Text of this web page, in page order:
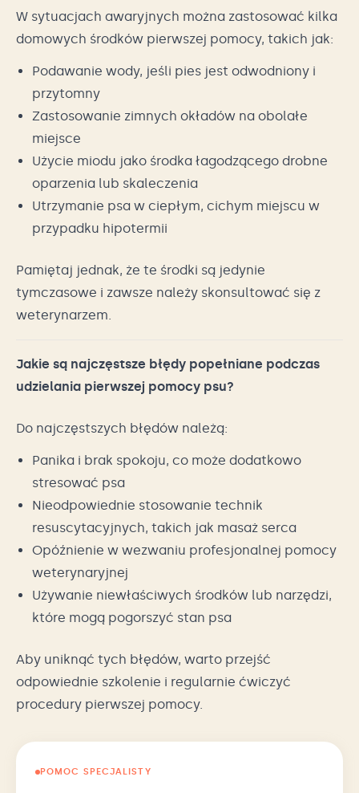
W sytuacjach awaryjnych można zastosować kilka
domowych środków pierwszej pomocy, takich jak:
Podawanie wody, jeśli pies jest odwodniony i
przytomny
Zastosowanie zimnych okładów na obolałe
miejsce
Użycie miodu jako środka łagodzącego drobne
oparzenia lub skaleczenia
Utrzymanie psa w ciepłym, cichym miejscu w
przypadku hipotermii
Pamiętaj jednak, że te środki są jedynie
tymczasowe i zawsze należy skonsultować się z
weterynarzem.
Jakie są najczęstsze błędy popełniane podczas
udzielania pierwszej pomocy psu?
Do najczęstszych błędów należą:
Panika i brak spokoju, co może dodatkowo
stresować psa
Nieodpowiednie stosowanie technik
resuscytacyjnych, takich jak masaż serca
Opóźnienie w wezwaniu profesjonalnej pomocy
weterynaryjnej
Używanie niewłaściwych środków lub narzędzi,
które mogą pogorszyć stan psa
Aby uniknąć tych błędów, warto przejść
odpowiednie szkolenie i regularnie ćwiczyć
procedury pierwszej pomocy.
POMOC SPECJALISTY